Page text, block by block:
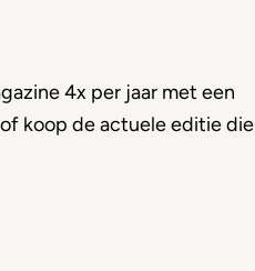
4x per jaar met een
koop de actuele editie die